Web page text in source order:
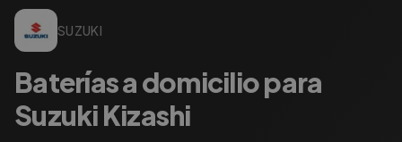
SUZUKI
Baterías a domicilio para
Suzuki Kizashi